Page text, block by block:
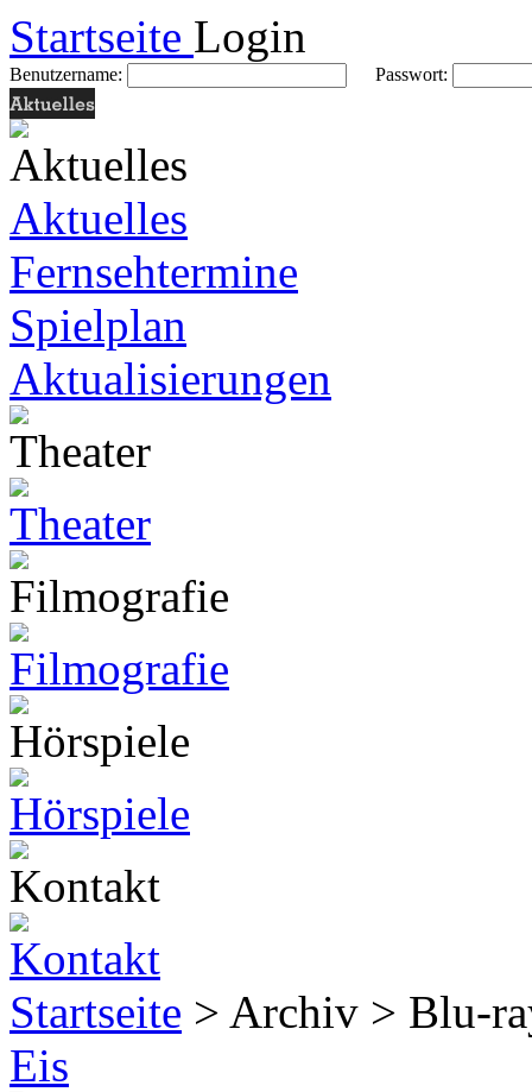
Startseite Login
Benutzername: Passwort:
Aktuelles
Fernsehtermine
Spielplan
Aktualisierungen
Startseite > Archiv > Blu-
Eis